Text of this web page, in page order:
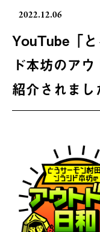
2022.12.06
YouTube「
ド本坊のア
紹介されまし